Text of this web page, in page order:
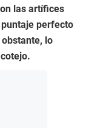
las artífices
puntaje perfecto
lo